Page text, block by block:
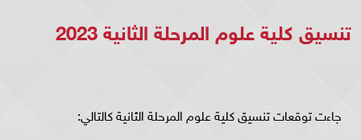
تنسيق كلية علوم المرحلة الثانية 2023
جاءت توقعات تنسيق كلية علوم المرحلة الثانية كالتالي: